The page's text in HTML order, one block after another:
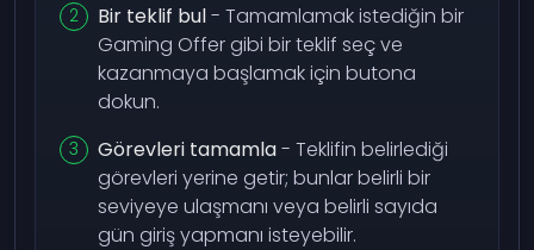
Bir teklif bul- Tamamlamak istediğin bir
Gaming Offer gibi bir teklif seç ve
kazanmaya başlamak için butona
dokun.
Görevleri tamamla- Teklifin belirlediği
görevleri yerine getir; bunlar belirli bir
seviyeye ulaşmanı veya belirli sayıda
gün giriş yapmanı isteyebilir.